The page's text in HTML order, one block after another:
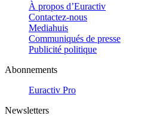
À propos d’Euractiv
Contactez-nous
Mediahuis
Communiqués de presse
Publicité politique
Abonnements
Euractiv Pro
Newsletters